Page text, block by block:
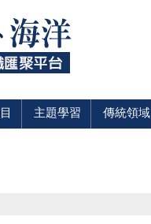
主題學習 傳統領域